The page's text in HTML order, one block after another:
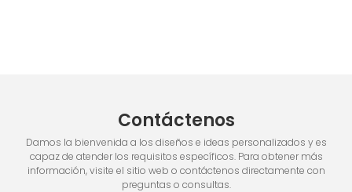
Contáctenos
Damos la bienvenida a los diseños e ideas personalizados y es
capaz de atender los requisitos específicos. Para obtener más
información, visite el sitio web o contáctenos directamente con
preguntas o consultas.